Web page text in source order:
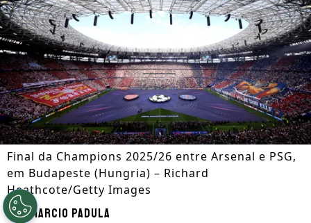
Final da Champions 2025/26 entre Arsenal e PSG,
em Budapeste (Hungria) – Richard
Heathcote/Getty Images
PorMarcio Padula